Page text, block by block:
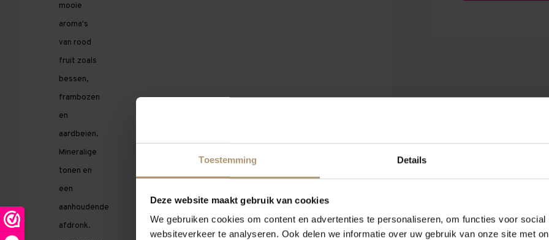
Toestemming Details
Deze website maakt gebruik van cookies
We gebruiken cookies om content en advertenties te personaliseren, om functies voor
websiteverkeer te analyseren. Ook delen we informatie over uw gebruik van onze site met
mooie
aroma's
van rood
fruit zoals
bessen,
frambozen
en
aardbeien.
Mineralige
tonen en
een
aanhoudende
afdronk.